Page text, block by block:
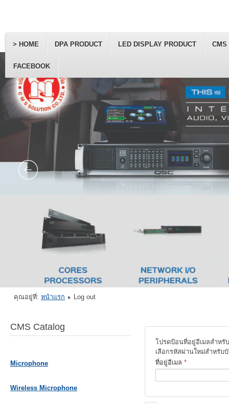
> HOME DPA PRODUCT LED DISPLAY PRODUCT CMS
FACEBOOK
คุณอยู่ที่: หน้าแรก Log out
CMS Catalog
Microphone
Wireless Microphone
โปรดป้อนที่อยู่อีเมลสำห
เลือกรหัสผ่านใหม่สำหรั
ที่อยู่อีเมล *